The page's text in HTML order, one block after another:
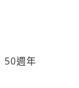
週年